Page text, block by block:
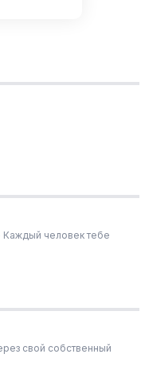
Каждый человек тебе
свой собственный